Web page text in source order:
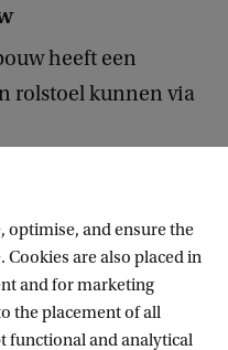
heeft een
rolstoel kunnen via
1 en BG 2 bevinden
optimise, and ensure the
are also placed in
and for marketing
the placement of all
functional and analytical